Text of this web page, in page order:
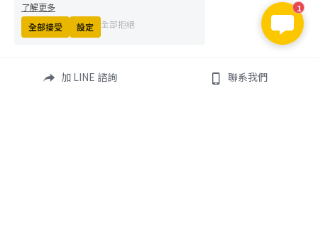
加 LINE 諮詢 聯系我們
了解更多
全部接受
設定 全部拒絕
1